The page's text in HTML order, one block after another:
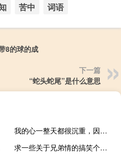
苦中 词语
8的球的成
下一篇
“蛇头蛇尾”是什么意思
我的心一整天都很沉重，因为你还有很长的路要走
求一些关于兄弟情的搞笑个性句子。谢谢